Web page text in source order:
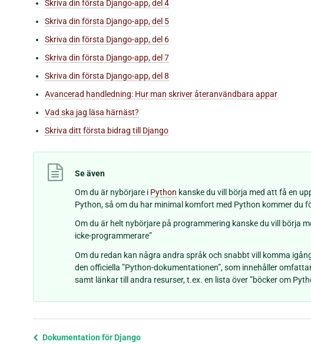
Skriva din första Django-app, del 4
Skriva din första Django-app, del 5
Skriva din första Django-app, del 6
Skriva din första Django-app, del 7
Skriva din första Django-app, del 8
Avancerad handledning: Hur man skriver återanvändbara appar
Vad ska jag läsa härnäst?
Skriva ditt första bidrag till Django
Se även
Om du är nybörjare i Python kanske du vill börja med att få en
Python, så om du har minimal komfort med Python kommer du
Om du är helt nybörjare på programmering kanske du vill börja
icke-programmerare”
Om du redan kan några andra språk och snabbt vill komma
den officiella ”Python-dokumentationen”, som innehåller
samt länkar till andra resurser, t.ex. en lista över ”böcker om
Föregående
Dokumentation för Django